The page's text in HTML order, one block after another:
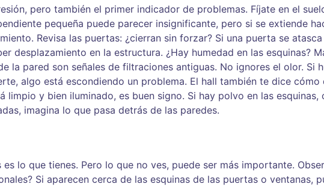
pero también el primer indicador de problemas. Fíjate en el
pequeña puede parecer insignificante, pero si se extiende
Revisa las puertas: ¿cierran sin forzar? Si una puerta se
desplazamiento en la estructura. ¿Hay humedad en las esquinas?
la pared son señales de filtraciones antiguas. No ignores el olor. Si
algo está escondiendo un problema. El hall también te dice cómo
limpio y bien iluminado, es buen signo. Si hay polvo en las esquinas,
imagina lo que pasa detrás de las paredes.
lo que tienes. Pero lo que no ves, puede ser más importante.
Si aparecen cerca de las esquinas de las puertas o ventanas,